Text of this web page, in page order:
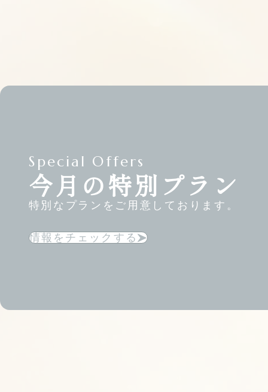
Special Offers
今月の特別プラン
特別なプランをご用意しております。
情報をチェックする